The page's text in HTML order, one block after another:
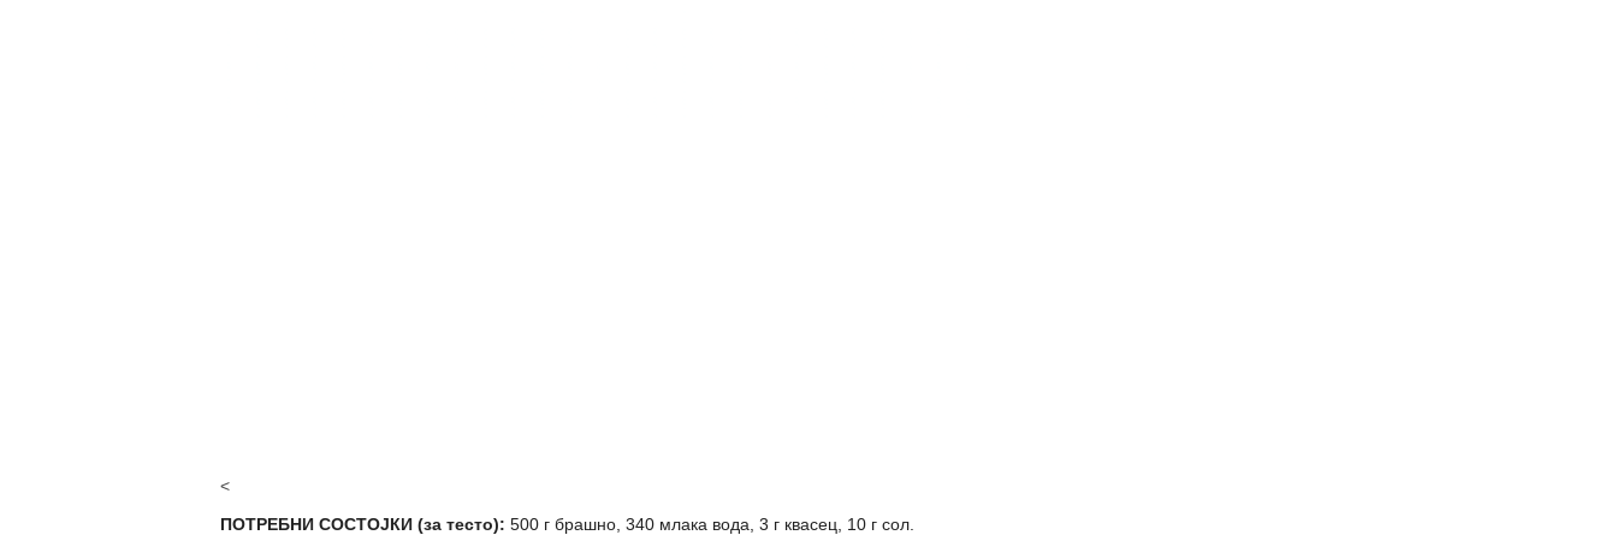
<
ПОТРЕБНИ СОСТОЈКИ (за тесто): 500 г брашно, 340 млака вода, 3 г квасец, 10 г сол.